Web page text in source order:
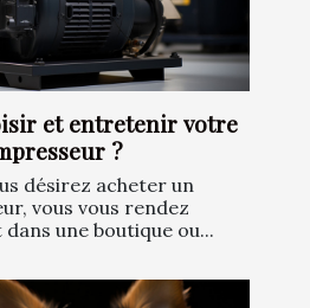
et entretenir votre
?
désirez acheter un
vous vous rendez
une boutique ou...